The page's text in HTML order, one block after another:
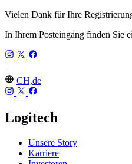
Vielen Dank für Ihre
In Ihrem Posteingang finden Sie
CH,de
Logitech
Unsere Story
Karriere